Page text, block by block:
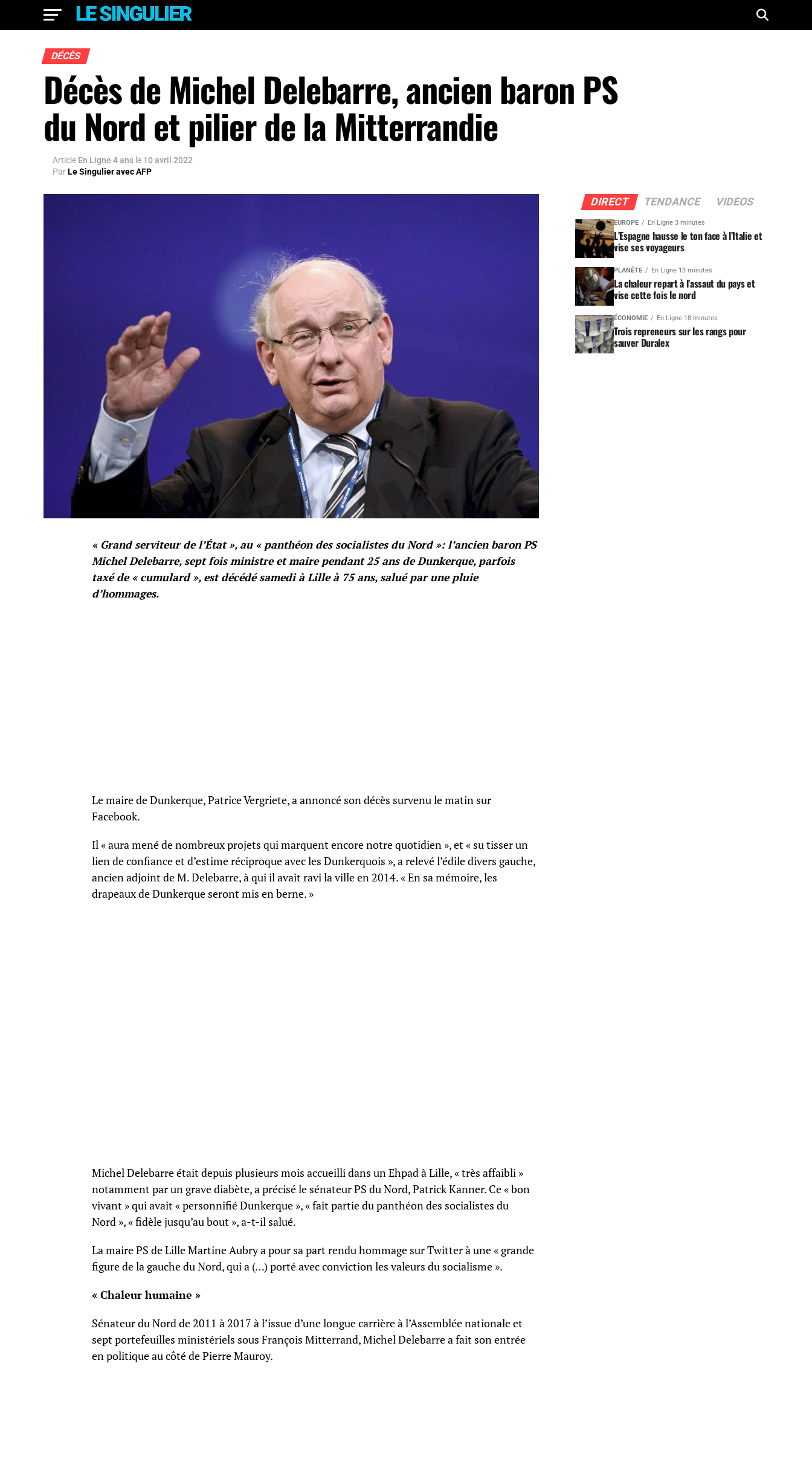
DÉCÈS
Décès de Michel Delebarre, ancien baron PS
du Nord et pilier de la Mitterrandie
Article En Ligne 4 ans le 10 avril 2022
ParLe Singulier avec AFP
« Grand serviteur de l’État », au « panthéon des socialistes du Nord »: l’ancien baron PS
Michel Delebarre, sept fois ministre et maire pendant 25 ans de Dunkerque, parfois
taxé de « cumulard », est décédé samedi à Lille à 75 ans, salué par une pluie
d’hommages.
Le maire de Dunkerque, Patrice Vergriete, a annoncé son décès survenu le matin sur
Facebook.
Il « aura mené de nombreux projets qui marquent encore notre quotidien », et « su tisser un
lien de confiance et d’estime réciproque avec les Dunkerquois », a relevé l’édile divers gauche,
ancien adjoint de M. Delebarre, à qui il avait ravi la ville en 2014. « En sa mémoire, les
drapeaux de Dunkerque seront mis en berne. »
Michel Delebarre était depuis plusieurs mois accueilli dans un Ehpad à Lille, « très affaibli »
notamment par un grave diabète, a précisé le sénateur PS du Nord, Patrick Kanner. Ce « bon
vivant » qui avait « personnifié Dunkerque », « fait partie du panthéon des socialistes du
Nord », « fidèle jusqu’au bout », a-t-il salué.
La maire PS de Lille Martine Aubry a pour sa part rendu hommage sur Twitter à une « grande
figure de la gauche du Nord, qui a (…) porté avec conviction les valeurs du socialisme ».
« Chaleur humaine »
Sénateur du Nord de 2011 à 2017 à l’issue d’une longue carrière à l’Assemblée nationale et
sept portefeuilles ministériels sous François Mitterrand, Michel Delebarre a fait son entrée
en politique au côté de Pierre Mauroy.
DIRECT TENDANCE VIDEOS
EUROPE En Ligne 3 minutes
L’Espagne hausse le ton face à l’Italie et
vise ses voyageurs
PLANÈTE En Ligne 13 minutes
La chaleur repart à l’assaut du pays et
vise cette fois le nord
ÉCONOMIE En Ligne 18 minutes
Trois repreneurs sur les rangs pour
sauver Duralex